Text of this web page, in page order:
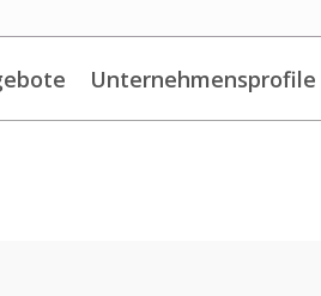
Unternehmensprofile